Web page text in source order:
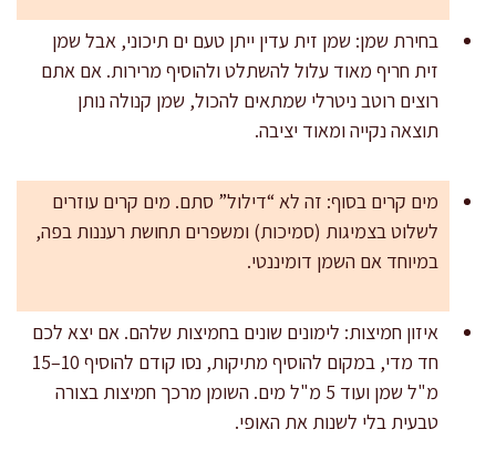
בחירת שמן: שמן זית עדין ייתן טעם ים תיכוני, אבל שמן
זית חריף מאוד עלול להשתלט ולהוסיף מרירות. אם אתם
רוצים רוטב ניטרלי שמתאים להכול, שמן קנולה נותן
תוצאה נקייה ומאוד יציבה.
מים קרים בסוף: זה לא “דילול” סתם. מים קרים עוזרים
לשלוט בצמיגות (סמיכות) ומשפרים תחושת רעננות בפה,
במיוחד אם השמן דומיננטי.
איזון חמיצות: לימונים שונים בחמיצות שלהם. אם יצא לכם
חד מדי, במקום להוסיף מתיקות, נסו קודם להוסיף 10–15
מ"ל שמן ועוד 5 מ"ל מים. השומן מרכך חמיצות בצורה
טבעית בלי לשנות את האופי.